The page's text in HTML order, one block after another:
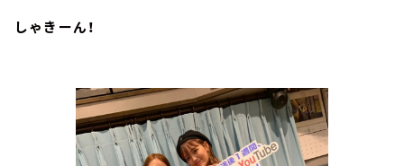
しゃきーん！